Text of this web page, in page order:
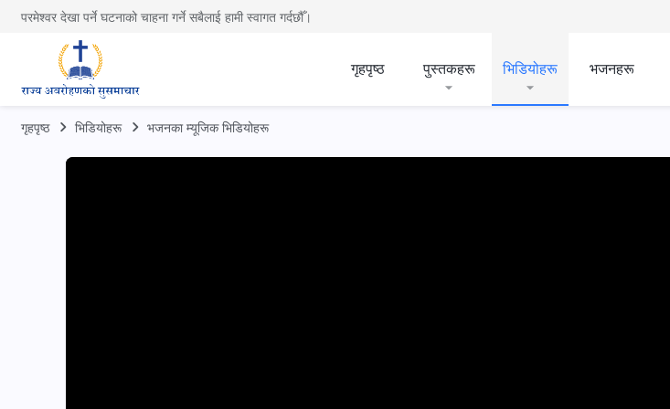
परमेश्वर देखा पर्ने घटनाको चाहना गर्ने सबैलाई हामी स्वागत गर्दछौँ।
गृहपृष्ठ पुस्तकहरू भिडियोहरू भजनहरू
गृहपृष्ठ भिडियोहरू भजनका म्यूजिक भिडियोहरू